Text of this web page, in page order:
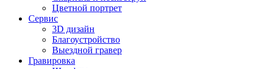
Цветной портрет
Сервис
3D дизайн
Благоустройство
Выездной гравер
Гравировка